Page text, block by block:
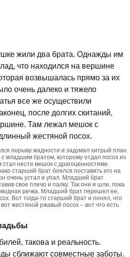
жили два брата. Однажды им
что находился на вершине
возвышалась прямо за их
очень далеко и тяжело
все же осуществили
после долгих скитаний,
Там лежал мешок с
жестяной посох.
порыву жадности и задумал хитрый план.
младшим братом, которому отдал посох из
нести мешок с драгоценностями.
старший брат боялся поставить его на
очень устал и упал. Младший брат
свое плечо и палку. Так они и шли, пока
речка. Младший брат перешел ее,
Вот тогда-то старший брат и понял, что
жестяной ржавый посох – вот что есть
такова и реальность.
сближают совместные заботы.